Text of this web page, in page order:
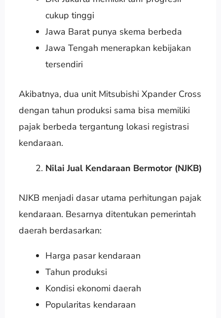
cukup tinggi
Jawa Barat punya skema berbeda
Jawa Tengah menerapkan kebijakan
tersendiri
Akibatnya, dua unit Mitsubishi Xpander Cross
dengan tahun produksi sama bisa memiliki
pajak berbeda tergantung lokasi registrasi
kendaraan.
Nilai Jual Kendaraan Bermotor (NJKB)
NJKB menjadi dasar utama perhitungan pajak
kendaraan. Besarnya ditentukan pemerintah
daerah berdasarkan:
Harga pasar kendaraan
Tahun produksi
Kondisi ekonomi daerah
Popularitas kendaraan